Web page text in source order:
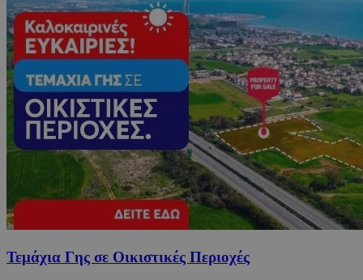
Τεμάχια Γης σε Οικιστικές Περιοχές